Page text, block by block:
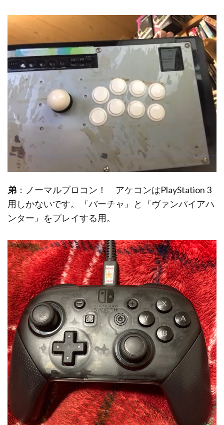
弟 ：ノーマルプロコン！ アケコンはPlayStation 3
用しかないです。『バーチャ』と『ヴァンパイアハ
ンター』をプレイする用。